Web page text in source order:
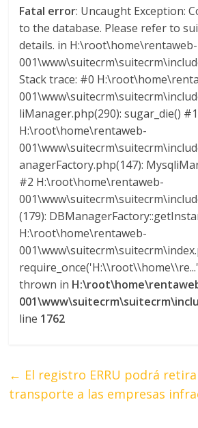
Fatal error: Uncaught Exception:
to the database. Please refer to
details. in H:\root\home\rentaweb-
Stack trace: #0
liManager.php(290): sugar_die() #1
H:\root\home\rentaweb-
anagerFactory.php(147):
#2 H:\root\home\rentaweb-
(179):
H:\root\home\rentaweb-
thrown in
line 1762
← El registro ERRU podrá
transporte a las empresas